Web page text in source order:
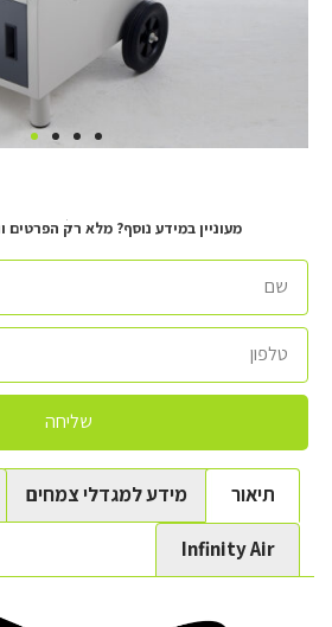
מעוניין במידע נוסף? מלא רק הפרטים
שליחה
תיאור מידע למגדלי צמחים
Infinity Air